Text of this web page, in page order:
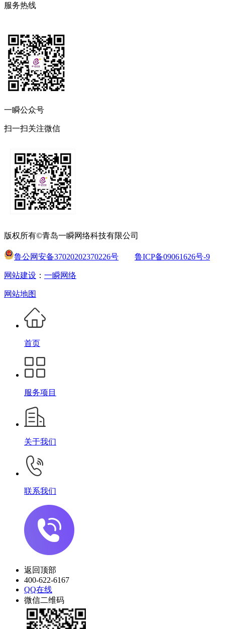
服务热线
一瞬公众号
扫一扫关注微信
版权所有©青岛一瞬网络科技有限公司
鲁公网安备37020202370226号 鲁ICP备09061626号-9
网站建设 ： 一瞬网络
网站地图
首页
服务项目
关于我们
联系我们
返回顶部
400-622-6167
QQ在线
微信二维码